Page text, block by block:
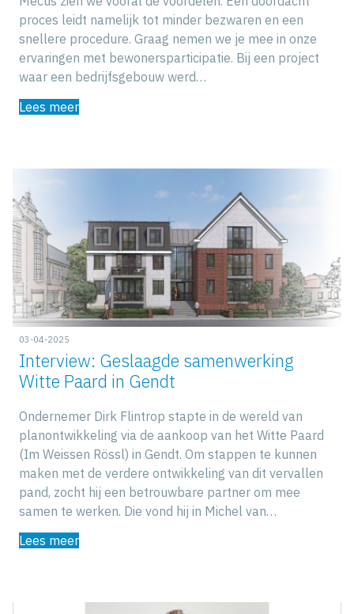
proces leidt namelijk tot minder bezwaren en een
snellere procedure. Graag nemen we je mee in onze
ervaringen met bewonersparticipatie. Bij een project
waar een bedrijfsgebouw werd…
Lees meer
03-04-2025
Interview: Geslaagde samenwerking
Witte Paard in Gendt
Ondernemer Dirk Flintrop stapte in de wereld van
planontwikkeling via de aankoop van het Witte Paard
(Im Weissen Rössl) in Gendt. Om stappen te kunnen
maken met de verdere ontwikkeling van dit vervallen
pand, zocht hij een betrouwbare partner om mee
samen te werken. Die vond hij in Michel van…
Lees meer